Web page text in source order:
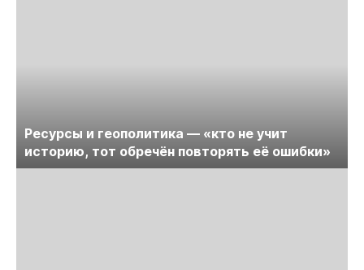
Ресурсы и геополитика — «кто не учит
историю, тот обречён повторять её ошибки»